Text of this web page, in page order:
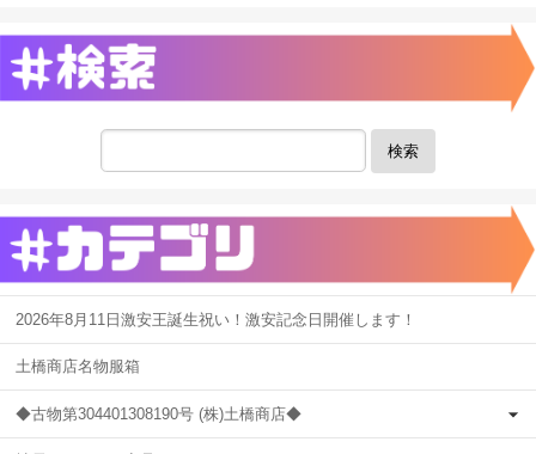
検索
2026年8月11日激安王誕生祝い！激安記念日開催します！
土橋商店名物服箱
◆古物第304401308190号 (株)土橋商店◆